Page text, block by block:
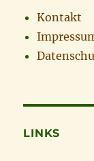
Kontakt
LINKS